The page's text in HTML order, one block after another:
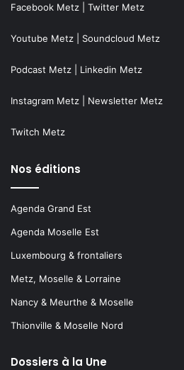
Facebook Metz Twitter Metz
Youtube Metz Soundcloud Metz
Podcast Metz Linkedin Metz
Instagram Metz Newsletter Metz
Twitch Metz
Nos éditions
Agenda Grand Est
Agenda Moselle Est
Luxembourg & frontaliers
Metz, Moselle & Lorraine
Nancy & Meurthe & Moselle
Thionville & Moselle Nord
Dossiers à la Une